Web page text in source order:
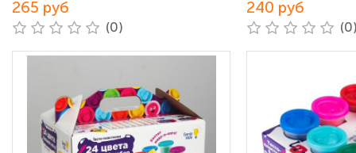
265 руб
(0)
240 руб